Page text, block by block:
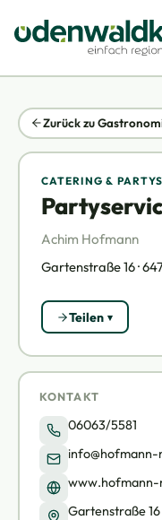
Zurück zu
CATERING &
Achim Hofmann
Gartenstraße 16 ·
Teilen
KONTAKT
06063/5581
www.hofmann-
Gartenstraße 16